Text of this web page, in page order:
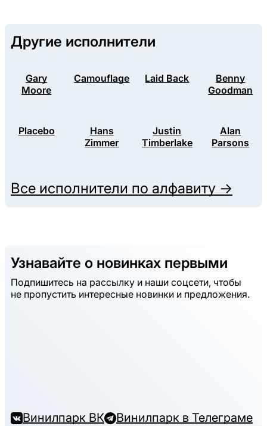
Другие исполнители
Gary
Moore
Camouflage Laid Back
Benny
Goodman
Placebo
Hans
Zimmer
Justin
Timberlake
Alan
Parsons
Все исполнители по алфавиту →
Узнавайте о новинках первыми
Подпишитесь на рассылку и наши соцсети, чтобы
не пропустить интересные новинки и предложения.
Винилпарк ВК Винилпарк в Телеграме